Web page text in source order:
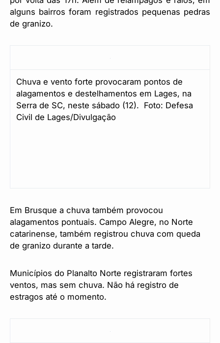
alguns bairros foram registrados pequenas pedras
de granizo.
Chuva e vento forte provocaram pontos de
alagamentos e destelhamentos em Lages, na
Serra de SC, neste sábado (12). Foto: Defesa
Civil de Lages/Divulgação
Em Brusque a chuva também provocou
alagamentos pontuais. Campo Alegre, no Norte
catarinense, também registrou chuva com queda
de granizo durante a tarde.
Municípios do Planalto Norte registraram fortes
ventos, mas sem chuva. Não há registro de
estragos até o momento.